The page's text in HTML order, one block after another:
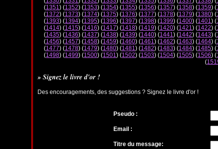
(1351) (1352) (1353) (1354) (1355) (1356) (1357) (1358) (1359) (
(1372) (1373) (1374) (1375) (1376) (1377) (1378) (1379) (1380) (
(1393) (1394) (1395) (1396) (1397) (1398) (1399) (1400) (1401) (
(1414) (1415) (1416) (1417) (1418) (1419) (1420) (1421) (1422) (
(1435) (1436) (1437) (1438) (1439) (1440) (1441) (1442) (1443) (
(1456) (1457) (1458) (1459) (1460) (1461) (1462) (1463) (1464) (
(1477) (1478) (1479) (1480) (1481) (1482) (1483) (1484) (1485) (
(1498) (1499) (1500) (1501) (1502) (1503) (1504) (1505) (1506) (
(
» Signez le livre d'or !
Des encouragements, des suggestions ? Signez le livre d'or !
Pseudo :
Email :
Titre du message: